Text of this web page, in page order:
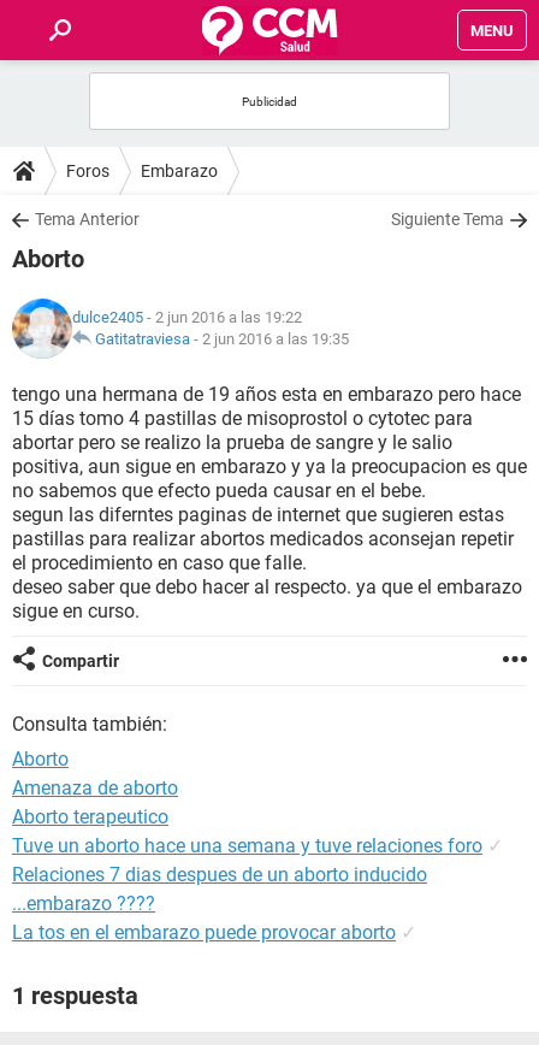
MENU
FOROS
SALUD
NUTRICIÓN
BIENESTAR
SEXUALIDAD
GLOSARIO
Foros Embarazo
Tema Anterior Siguiente Tema
Aborto
dulce2405 - 2 jun 2016 a las 19:22
Gatitatraviesa - 2 jun 2016 a las 19:35
tengo una hermana de 19 años esta en embarazo pero hace
15 días tomo 4 pastillas de misoprostol o cytotec para
abortar pero se realizo la prueba de sangre y le salio
positiva, aun sigue en embarazo y ya la preocupacion es que
no sabemos que efecto pueda causar en el bebe.
segun las diferntes paginas de internet que sugieren estas
pastillas para realizar abortos medicados aconsejan repetir
el procedimiento en caso que falle.
deseo saber que debo hacer al respecto. ya que el embarazo
sigue en curso.
Compartir
Consulta también:
Aborto
Amenaza de aborto
Aborto terapeutico
Tuve un aborto hace una semana y tuve relaciones foro ✓
Relaciones 7 dias despues de un aborto inducido
...embarazo ????
La tos en el embarazo puede provocar aborto ✓
1 respuesta